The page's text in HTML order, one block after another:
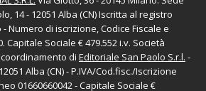
14 - 12051 Alba (CN) Iscritta al registro
Numero di iscrizione, Codice Fiscale e
Capitale Sociale € 479.552 i.v. Società
di Editoriale San Paolo S.r.l. -
Alba (CN) - P.IVA/Cod.fisc./Iscrizione
01660660042 - Capitale Sociale €